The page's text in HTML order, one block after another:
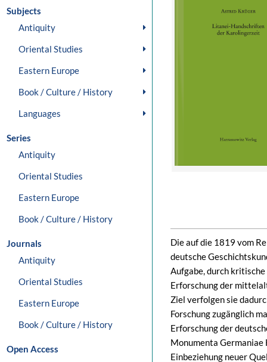
Subjects
Antiquity
Oriental Studies
Eastern Europe
Book / Culture / History
Languages
Series
Antiquity
Oriental Studies
Eastern Europe
Book / Culture / History
Journals
Antiquity
Oriental Studies
Eastern Europe
Book / Culture / History
Open Access
Die auf die 1819 vom
deutsche
Aufgabe, durch
Erforschung der
Ziel verfolgen sie
Forschung zugänglich
Erforschung der
Monumenta Germaniae
Einbeziehung neuer